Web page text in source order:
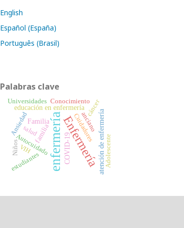
English
Español (España)
Português (Brasil)
Palabras clave
enfermeríaEnfermería
educación en enfermería
COVID-19
Familia
familia atención de enfermería
Autocuidado
Ansiedad
Conocimiento
estudiantes
salud
Universidades
Cuidadores
VIH
anciano
Adolescente
cáncer
Niños